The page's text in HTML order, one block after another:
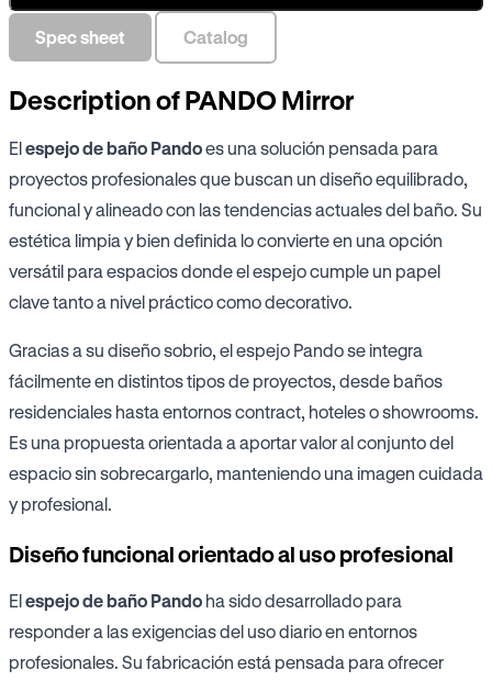
Spec sheet Catalog
Description of PANDO Mirror
Elespejo de baño Pandoes una solución pensada para
proyectos profesionales que buscan un diseño equilibrado,
funcional y alineado con las tendencias actuales del baño. Su
estética limpia y bien definida lo convierte en una opción
versátil para espacios donde el espejo cumple un papel
clave tanto a nivel práctico como decorativo.
Gracias a su diseño sobrio, el espejo Pando se integra
fácilmente en distintos tipos de proyectos, desde baños
residenciales hasta entornos contract, hoteles o showrooms.
Es una propuesta orientada a aportar valor al conjunto del
espacio sin sobrecargarlo, manteniendo una imagen cuidada
y profesional.
Diseño funcional orientado al uso profesional
Elespejo de baño Pando ha sido desarrollado para
responder a las exigencias del uso diario en entornos
profesionales. Su fabricación está pensada para ofrecer